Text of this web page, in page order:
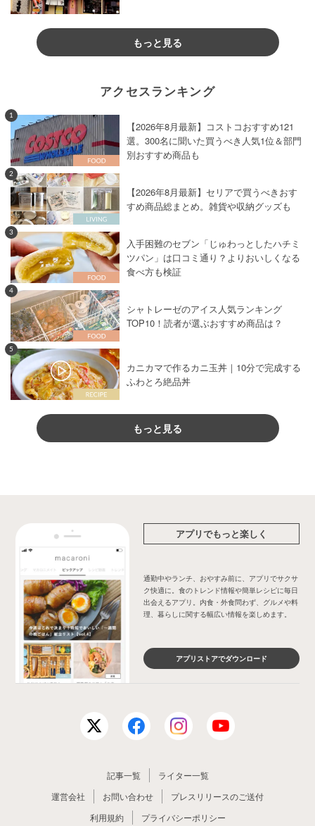
もっと見る
アクセスランキング
1
【2026年8月最新】コストコおすすめ121
選。300名に聞いた買うべき人気1位＆部門
別おすすめ商品も
2
【2026年8月最新】セリアで買うべきおす
すめ商品総まとめ。雑貨や収納グッズも
3
入手困難のセブン「じゅわっとしたハチミ
ツパン」は口コミ通り？よりおいしくなる
食べ方も検証
4
シャトレーゼのアイス人気ランキング
TOP10！読者が選ぶおすすめ商品は？
5
カニカマで作るカニ玉丼｜10分で完成する
ふわとろ絶品丼
もっと見る
アプリでもっと楽しく
通勤中やランチ、おやすみ前に、アプリでサクサ
ク快適に。食のトレンド情報や簡単レシピに毎日
出会えるアプリ。内食・外食問わず、グルメや料
理、暮らしに関する幅広い情報を楽しめます。
アプリストアでダウンロード
記事一覧
ライター一覧
運営会社
お問い合わせ
プレスリリースのご送付
利用規約
プライバシーポリシー